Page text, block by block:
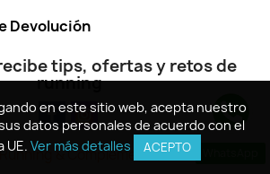
en este sitio web, acepta nuestro
datos personales de acuerdo con el
UE. Ver más detalles ACEPTO
en este sitio web, acepta nuestro
datos personales de acuerdo con el
UE. Ver más detalles ACEPTO
Devolución
tips, ofertas y retos de
running
& Complements, S.L.